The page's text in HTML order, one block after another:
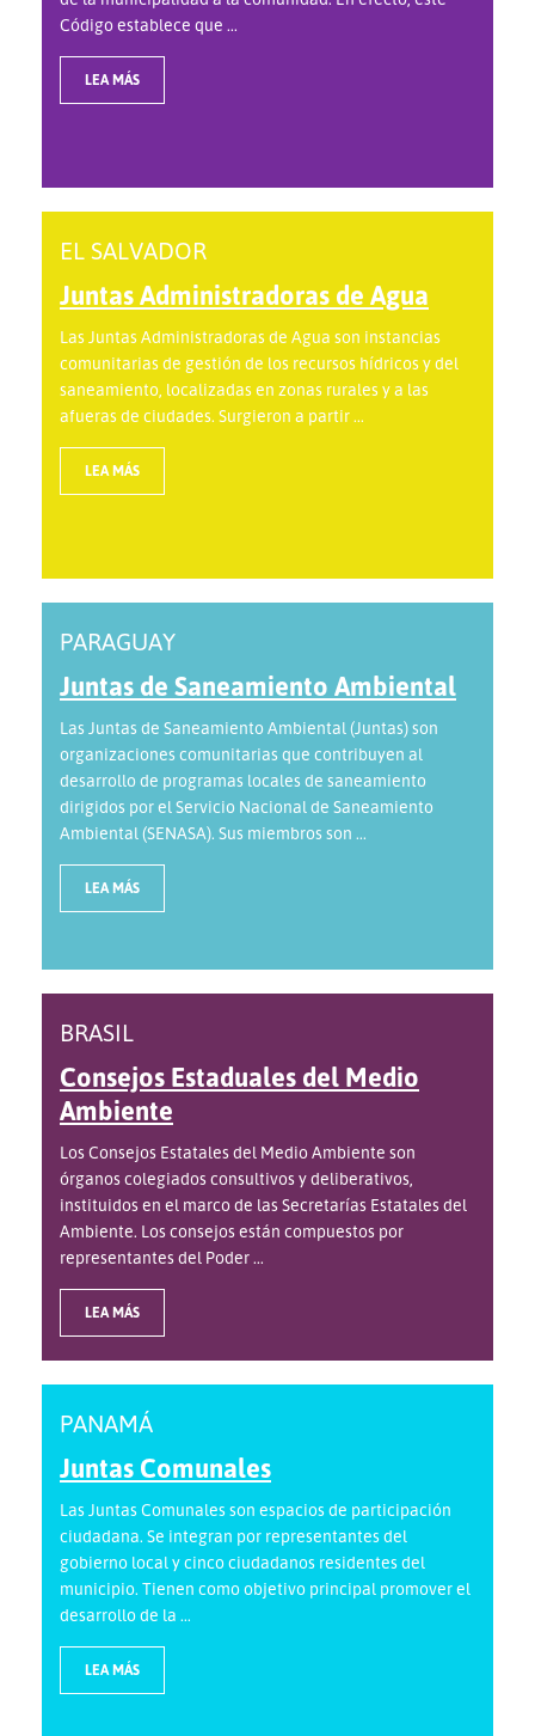
Código establece que ...
LEA MÁS
EL SALVADOR
Juntas Administradoras de Agua
Las Juntas Administradoras de Agua son instancias
comunitarias de gestión de los recursos hídricos y del
saneamiento, localizadas en zonas rurales y a las
afueras de ciudades. Surgieron a partir ...
LEA MÁS
PARAGUAY
Juntas de Saneamiento Ambiental
Las Juntas de Saneamiento Ambiental (Juntas) son
organizaciones comunitarias que contribuyen al
desarrollo de programas locales de saneamiento
dirigidos por el Servicio Nacional de Saneamiento
Ambiental (SENASA). Sus miembros son ...
LEA MÁS
BRASIL
Consejos Estaduales del Medio
Ambiente
Los Consejos Estatales del Medio Ambiente son
órganos colegiados consultivos y deliberativos,
instituidos en el marco de las Secretarías Estatales del
Ambiente. Los consejos están compuestos por
representantes del Poder ...
LEA MÁS
PANAMÁ
Juntas Comunales
Las Juntas Comunales son espacios de participación
ciudadana. Se integran por representantes del
gobierno local y cinco ciudadanos residentes del
municipio. Tienen como objetivo principal promover el
desarrollo de la ...
LEA MÁS